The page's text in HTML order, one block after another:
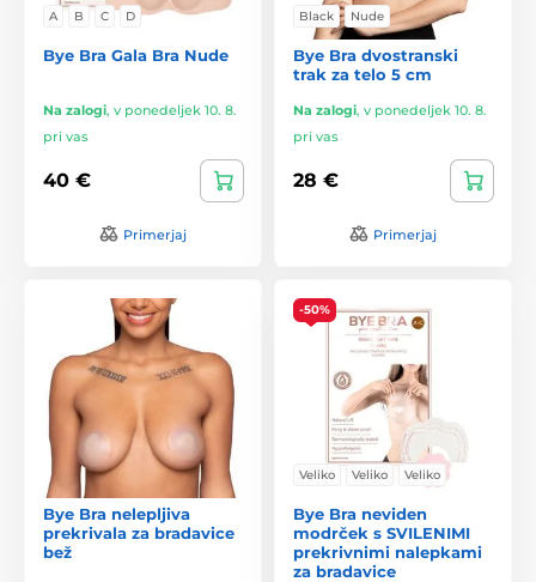
A B C D
Bye Bra Gala Bra Nude
Na zalogi, v ponedeljek 10. 8.
pri vas
40 €
Primerjaj
Black Nude
Bye Bra dvostranski
trak za telo 5 cm
Na zalogi, v ponedeljek 10. 8.
pri vas
28 €
Primerjaj
Bye Bra nelepljiva
prekrivala za bradavice
bež
-50%
Veliko Veliko Veliko
Bye Bra neviden
modrček s SVILENIMI
prekrivnimi nalepkami
za bradavice